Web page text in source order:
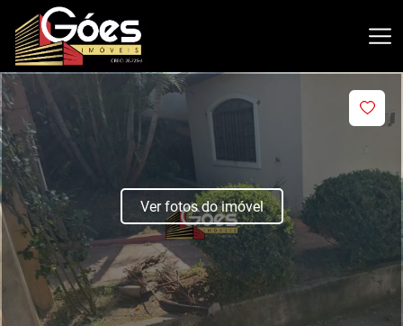
Ver fotos do imóvel